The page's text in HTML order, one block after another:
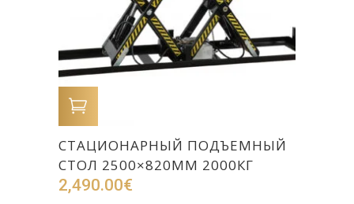
СТАЦИОНАРНЫЙ ПОДЪЕМНЫЙ
СТОЛ 2500×820ММ 2000КГ
2,490.00€